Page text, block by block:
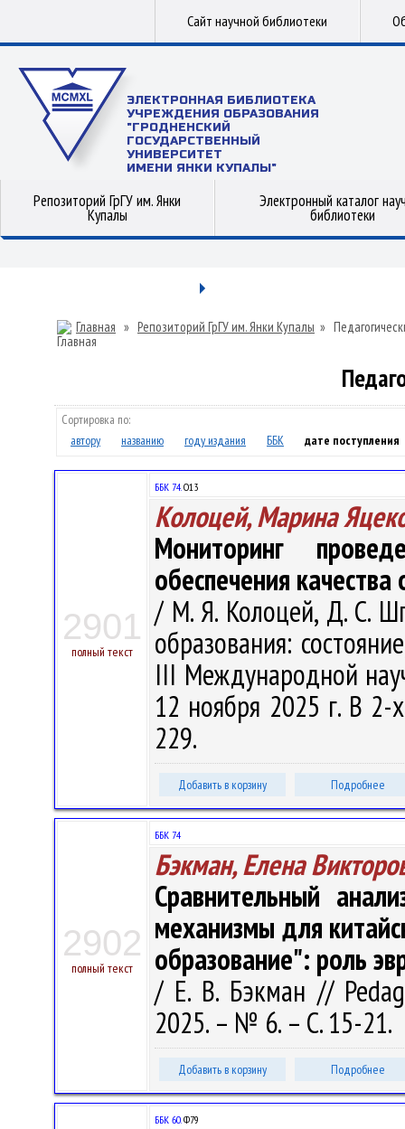
Сайт научной библиотеки
ЭЛЕКТРОННАЯ БИБЛИОТЕКА
УЧРЕЖДЕНИЯ ОБРАЗОВАНИЯ
"ГРОДНЕНСКИЙ
ГОСУДАРСТВЕННЫЙ
УНИВЕРСИТЕТ
ИМЕНИ ЯНКИ КУПАЛЫ"
Репозиторий ГрГУ им. Янки
Купалы
Электронный каталог
библиотеки
Главная » Репозиторий ГрГУ им. Янки Купалы »
Сортировка по:
автору
названию году издания ББК дате поступления
2901
полный текст
ББК 74.О13
Колоцей, Марина
Мониторинг
обеспечения качества
/ М. Я. Колоцей, Д. С.
образования:
III Международной
12 ноября 2025 г. В
229.
Добавить в корзину Подробнее
2902
полный текст
ББК 74
Бэкман, Елена
Сравнительный
механизмы для
образование": роль
/ Е. В. Бэкман //
2025. – № 6. – С. 15-21.
Добавить в корзину Подробнее
ББК 60.Ф79